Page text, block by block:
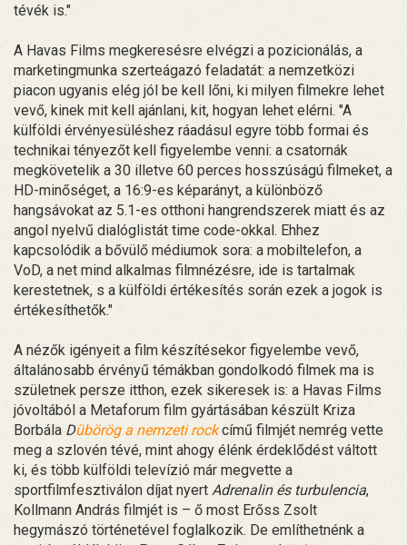
tévék is."
A Havas Films megkeresésre elvégzi a pozicionálás, a
marketingmunka szerteágazó feladatát: a nemzetközi
piacon ugyanis elég jól be kell lőni, ki milyen filmekre lehet
vevő, kinek mit kell ajánlani, kit, hogyan lehet elérni. "A
külföldi érvényesüléshez ráadásul egyre több formai és
technikai tényezőt kell figyelembe venni: a csatornák
megkövetelik a 30 illetve 60 perces hosszúságú filmeket, a
HD-minőséget, a 16:9-es képarányt, a különböző
hangsávokat az 5.1-es otthoni hangrendszerek miatt és az
angol nyelvű dialóglistát time code-okkal. Ehhez
kapcsolódik a bővülő médiumok sora: a mobiltelefon, a
VoD, a net mind alkalmas filmnézésre, ide is tartalmak
kerestetnek, s a külföldi értékesítés során ezek a jogok is
értékesíthetők."
A nézők igényeit a film készítésekor figyelembe vevő,
általánosabb érvényű témákban gondolkodó filmek ma is
születnek persze itthon, ezek sikeresek is: a Havas Films
jóvoltából a Metaforum film gyártásában készült Kriza
Borbála Dübörög a nemzeti rockcímű filmjét nemrég vette
meg a szlovén tévé, mint ahogy élénk érdeklődést váltott
ki, és több külföldi televízió már megvette a
sportfilmfesztiválon díjat nyert Adrenalin és turbulencia,
Kollmann András filmjét is – ő most Erőss Zsolt
hegymászó történetével foglalkozik. De említhetnénk a